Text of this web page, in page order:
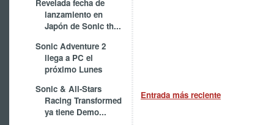
Revelada fecha de
lanzamiento en
Japón de Sonic th...
Sonic Adventure 2
llega a PC el
próximo Lunes
Sonic & All-Stars
Racing Transformed
ya tiene Demo...
Entrada más reciente